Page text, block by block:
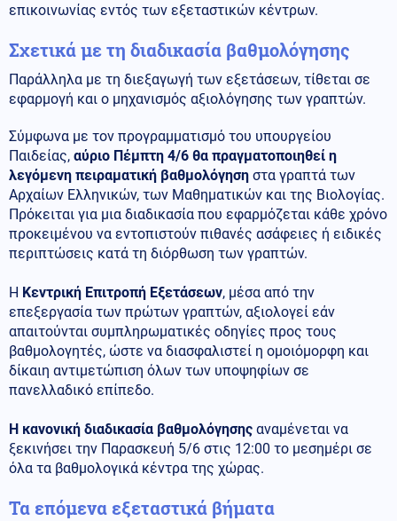
επικοινωνίας εντός των εξεταστικών κέντρων.
Σχετικά με τη διαδικασία βαθμολόγησης
Παράλληλα με τη διεξαγωγή των εξετάσεων, τίθεται σε
εφαρμογή και ο μηχανισμός αξιολόγησης των γραπτών.
Σύμφωνα με τον προγραμματισμό του υπουργείου
Παιδείας, αύριο Πέμπτη 4/6 θα πραγματοποιηθεί η
λεγόμενη πειραματική βαθμολόγηση στα γραπτά των
Αρχαίων Ελληνικών, των Μαθηματικών και της Βιολογίας.
Πρόκειται για μια διαδικασία που εφαρμόζεται κάθε χρόνο
προκειμένου να εντοπιστούν πιθανές ασάφειες ή ειδικές
περιπτώσεις κατά τη διόρθωση των γραπτών.
Η Κεντρική Επιτροπή Εξετάσεων, μέσα από την
επεξεργασία των πρώτων γραπτών, αξιολογεί εάν
απαιτούνται συμπληρωματικές οδηγίες προς τους
βαθμολογητές, ώστε να διασφαλιστεί η ομοιόμορφη και
δίκαιη αντιμετώπιση όλων των υποψηφίων σε
πανελλαδικό επίπεδο.
Η κανονική διαδικασία βαθμολόγησης αναμένεται να
ξεκινήσει την Παρασκευή 5/6 στις 12:00 το μεσημέρι σε
όλα τα βαθμολογικά κέντρα της χώρας.
Τα επόμενα εξεταστικά βήματα